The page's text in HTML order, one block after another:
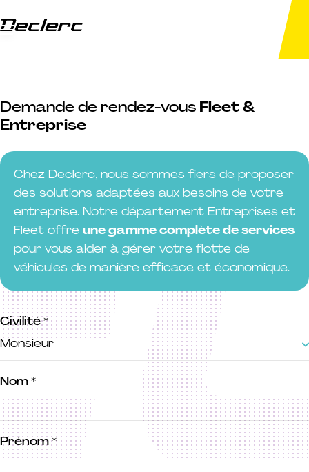
Passer au contenu
Groupe Declerc
Menu
Demande de rendez-vous Fleet &
Entreprise
Chez Declerc, nous sommes fiers de proposer
des solutions adaptées aux besoins de votre
entreprise. Notre département Entreprises et
Fleet offre une gamme complète de services
pour vous aider à gérer votre flotte de
véhicules de manière efficace et économique.
Civilité*
Nom*
Prénom*